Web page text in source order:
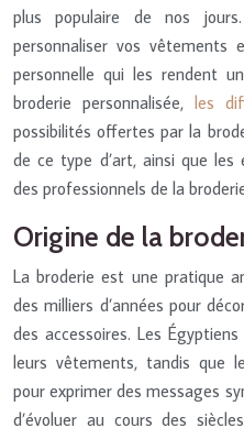
plus populaire de nos
personnaliser vos vêtements
personnelle qui les rendent
broderie personnalisée, les
possibilités offertes par la
de ce type d’art, ainsi que
des professionnels de la
Origine de la
La broderie est une pratique
des milliers d’années pour
des accessoires. Les
leurs vêtements, tandis que
pour exprimer des messages
d’évoluer au cours des